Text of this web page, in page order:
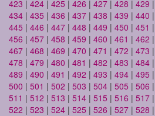
423 | 424 | 425 | 426 | 427 | 428 | 429 |
434 | 435 | 436 | 437 | 438 | 439 | 440 |
445 | 446 | 447 | 448 | 449 | 450 | 451 |
456 | 457 | 458 | 459 | 460 | 461 | 462 |
467 | 468 | 469 | 470 | 471 | 472 | 473 |
478 | 479 | 480 | 481 | 482 | 483 | 484 |
489 | 490 | 491 | 492 | 493 | 494 | 495 |
500 | 501 | 502 | 503 | 504 | 505 | 506 |
511 | 512 | 513 | 514 | 515 | 516 | 517 |
522 | 523 | 524 | 525 | 526 | 527 | 528 |